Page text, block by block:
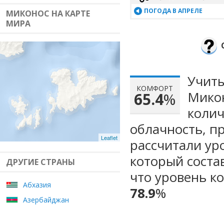
МИКОНОС НА КАРТЕ
МИРА
Leaflet
ДРУГИЕ СТРАНЫ
Абхазия
Азербайджан
ПОГОДА В АПРЕЛЕ
КОМФОРТ
65.4%
облачность,
рассчитали
который
что уровень
78.9%